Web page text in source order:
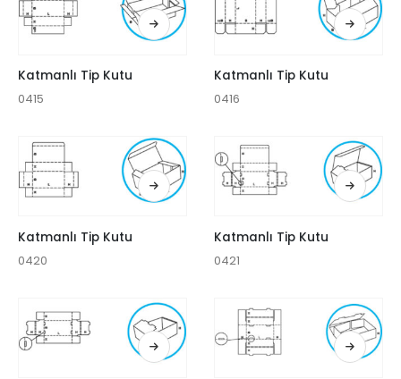
Katmanlı Tip Kutu
0415
Katmanlı Tip Kutu
0416
Katmanlı Tip Kutu
0420
Katmanlı Tip Kutu
0421